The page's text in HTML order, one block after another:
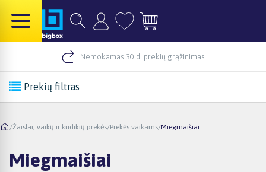
Nemokamas 30 d. prekių grąžinimas
Prekių filtras
/Žaislai, vaikų ir kūdikių prekės/Prekės vaikams/Miegmaišiai
Miegmaišiai